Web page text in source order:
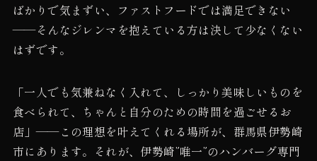
ばかりで気まずい、ファストフードでは満足できない
——そんなジレンマを抱えている方は決して少なくない
はずです。
「一人でも気兼ねなく入れて、しっかり美味しいものを
食べられて、ちゃんと自分のための時間を過ごせるお
店」——この理想を叶えてくれる場所が、群馬県伊勢崎
市にあります。それが、伊勢崎”唯一”のハンバーグ専門